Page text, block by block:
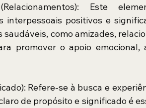
Este
interpessoais positivos e
saudáveis, como amizades,
promover o apoio
Refere-se à busca e
de propósito e significado é